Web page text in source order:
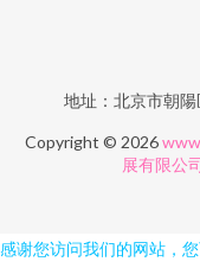
地址：北京市朝
Copyright © 2026
展有限公
感谢您访问我们的网站，